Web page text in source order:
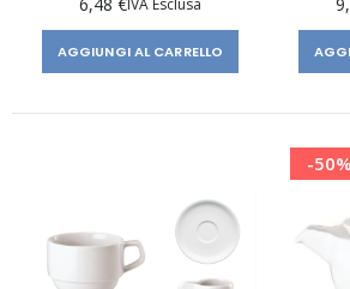
AGGIUNGI AL CARRELLO
-50%